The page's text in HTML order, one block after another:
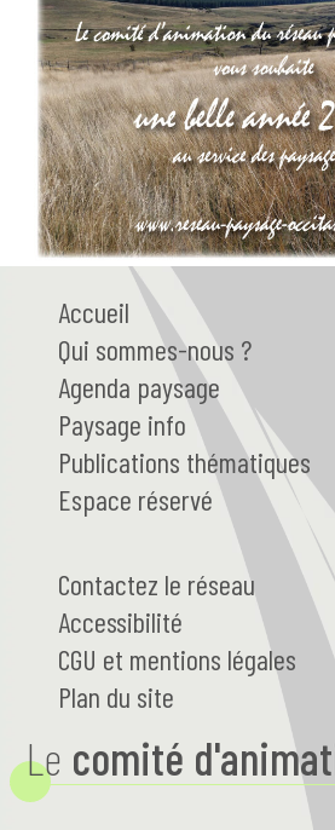
Accueil
Qui sommes-nous ?
Agenda paysage
Paysage info
Publications thématiques
Espace réservé
Contactez le réseau
Accessibilité
CGU et mentions légales
Plan du site
Le comité